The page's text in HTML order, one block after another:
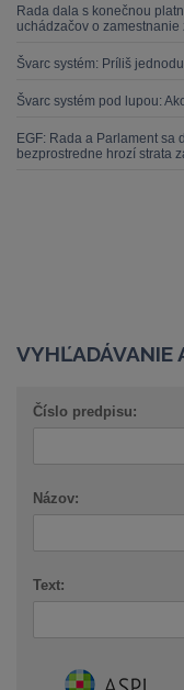
Rada dala s konečnou
uchádzačov o zamestnanie
Švarc systém: Príliš
Švarc systém pod lupou:
EGF: Rada a Parlament
bezprostredne hrozí strata
VYHĽADÁVANIE
Číslo predpisu:
Názov:
Text: